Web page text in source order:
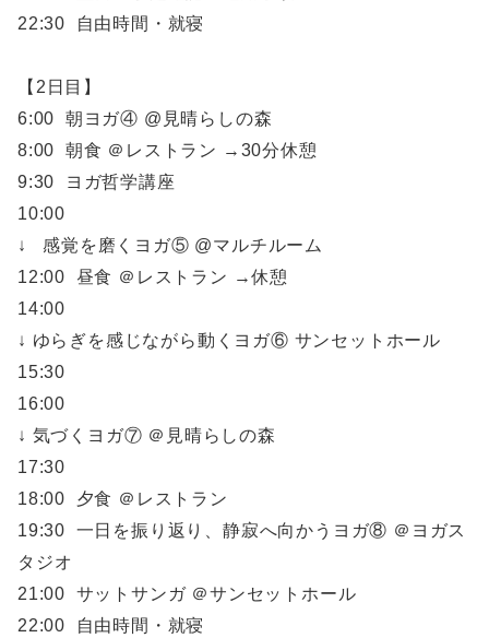
22:30 自由時間・就寝
【2日目】
6:00 朝ヨガ④ @見晴らしの森
8:00 朝食 ＠レストラン →30分休憩
9:30 ヨガ哲学講座
10:00
↓ 感覚を磨くヨガ⑤ @マルチルーム
12:00 昼食 ＠レストラン →休憩
14:00
↓ ゆらぎを感じながら動くヨガ⑥ サンセットホール
15:30
16:00
↓ 気づくヨガ⑦ ＠見晴らしの森
17:30
18:00 夕食 ＠レストラン
19:30 一日を振り返り、静寂へ向かうヨガ⑧ ＠ヨガス
タジオ
21:00 サットサンガ ＠サンセットホール
22:00 自由時間・就寝